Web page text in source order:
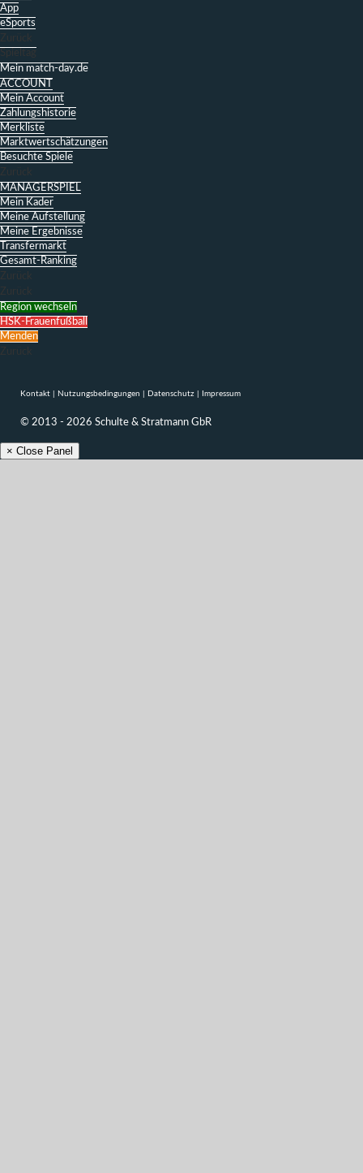
App
eSports
Zurück
Spieltag
Mein match-day.de
ACCOUNT
Mein Account
Zahlungshistorie
Merkliste
Marktwertschätzungen
Besuchte Spiele
Zurück
MANAGERSPIEL
Mein Kader
Meine Aufstellung
Meine Ergebnisse
Transfermarkt
Gesamt-Ranking
Zurück
Zurück
Region wechseln
HSK-Frauenfußball
Menden
Zurück
Kontakt Nutzungsbedingungen Datenschutz Impressum
© 2013 - 2026 Schulte & Stratmann GbR
× Close Panel